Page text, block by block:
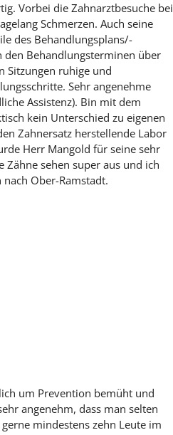
Vorbei die Zahnarztbesuche bei
Schmerzen. Auch seine
des Behandlungsplans/-
den Behandlungsterminen über
Sitzungen ruhige und
Sehr angenehme
Assistenz). Bin mit dem
kein Unterschied zu eigenen
Zahnersatz herstellende Labor
Herr Mangold für seine sehr
Zähne sehen super aus und ich
Ober-Ramstadt.
um Prevention bemüht und
angenehm, dass man selten
mindestens zehn Leute im